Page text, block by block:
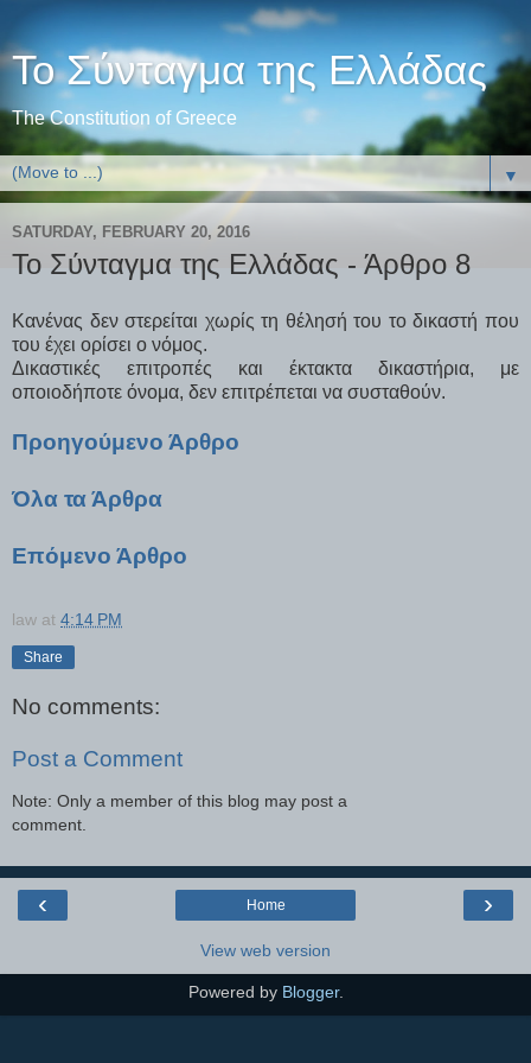
Το Σύνταγμα της Ελλάδας
The Constitution of Greece
▼
SATURDAY, FEBRUARY 20, 2016
Το Σύνταγμα της Ελλάδας - Άρθρο 8
Κανένας δεν στερείται χωρίς τη θέλησή του το δικαστή που
του έχει ορίσει ο νόμος.
Δικαστικές επιτροπές και έκτακτα δικαστήρια, με
οποιοδήποτε όνομα, δεν επιτρέπεται να συσταθούν.
Προηγούμενο Άρθρο
Όλα τα Άρθρα
Επόμενο Άρθρο
law at 4:14 PM
Share
No comments:
Post a Comment
Note: Only a member of this blog may post a
comment.
‹ ›
Home
View web version
Powered by Blogger.